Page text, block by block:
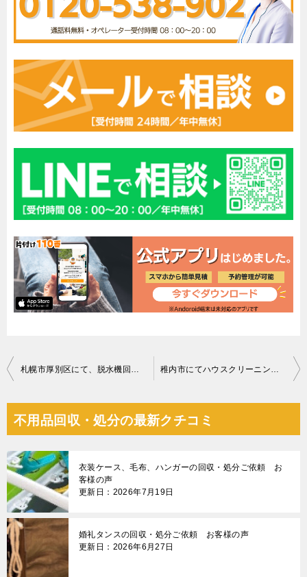
投
ナ
ビ
ゲ
ー
シ
ョ
ン
札幌市厚別区にて、脱水機回収ご依頼 お客様の声 稚内市にてハウスクリーニング お客様の声
不用品回収・処分の最新クチコミ
衣装ケース、毛布、ハンガーの回収・処分ご依頼 お
客様の声
更新日：2026年7月19日
婚礼タンスの回収・処分ご依頼 お客様の声
更新日：2026年6月27日